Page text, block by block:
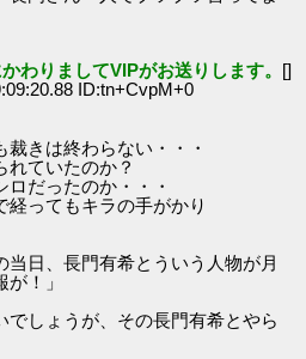
わりましてVIPがお送りします。 []
ID:tn+CvpM+0
きは終わらない・・・
ていたのか？
だったのか・・・
てもキラの手がかり
当日、長門有希とういう人物が月
！」
でしょうが、その長門有希とやら